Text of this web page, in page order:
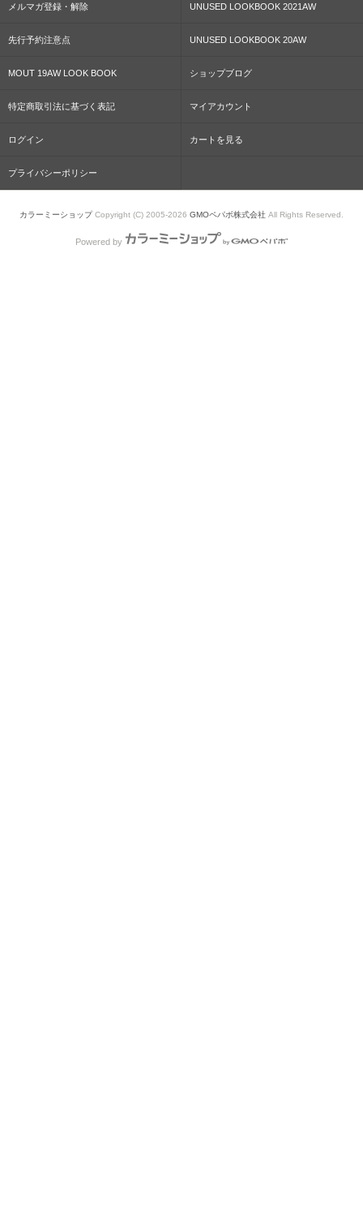
メルマガ登録・解除 UNUSED LOOKBOOK 2021AW
先行予約注意点 UNUSED LOOKBOOK 20AW
MOUT 19AW LOOK BOOK ショップブログ
特定商取引法に基づく表記 マイアカウント
ログイン カートを見る
プライバシーポリシー
カラーミーショップCopyright (C) 2005-2026 GMOペパボ株式会社 All Rights Reserved.
Powered by